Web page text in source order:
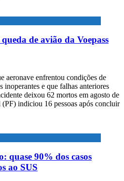
de avião da Voepass
aeronave enfrentou condições de
inoperantes e que falhas anteriores
deixou 62 mortos em agosto de
indiciou 16 pessoas após concluir
quase 90% dos casos
ao SUS